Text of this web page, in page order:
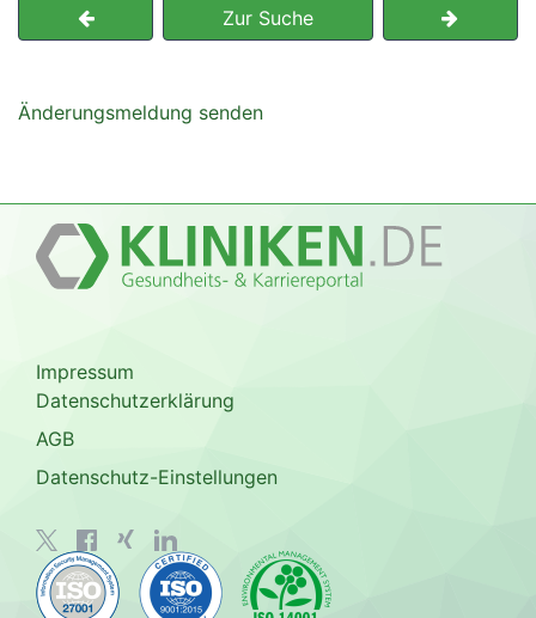
Zur Suche
Änderungsmeldung senden
Impressum
Datenschutzerklärung
AGB
Datenschutz-Einstellungen